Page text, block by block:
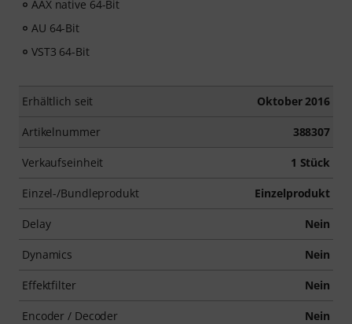
AAX native 64-Bit
AU 64-Bit
VST3 64-Bit
Erhältlich seit Oktober 2016
Artikelnummer 388307
Verkaufseinheit 1 Stück
Einzel-/Bundleprodukt Einzelprodukt
Delay Nein
Dynamics Nein
Effektfilter Nein
Encoder / Decoder Nein